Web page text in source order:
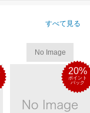
すべて見る
No Image
20%
ポイント
バック